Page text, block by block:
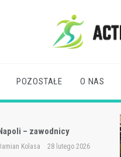
POZOSTAŁE O NAS
Süper Lig
Kolasa 28 lutego 2026